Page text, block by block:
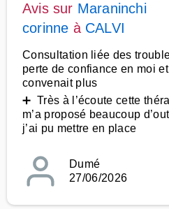
Avis sur Maraninchi
corinne à CALVI
Consultation liée des
perte de confiance en moi
convenait plus
➕ Très à l’écoute cette
m’a proposé beaucoup
j’ai pu mettre en place
Dumé
27/06/2026